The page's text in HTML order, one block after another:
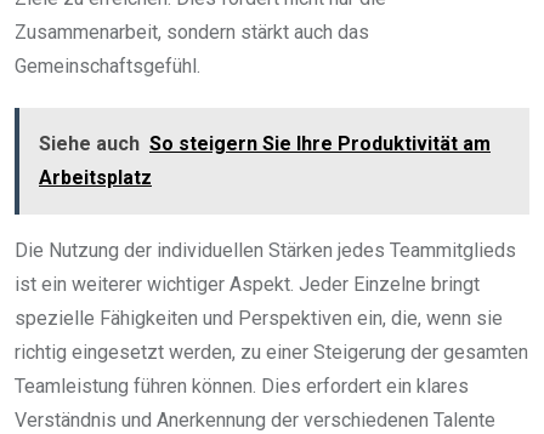
Zusammenarbeit, sondern stärkt auch das
Gemeinschaftsgefühl.
Siehe auch So steigern Sie Ihre Produktivität am
Arbeitsplatz
Die Nutzung der individuellen Stärken jedes Teammitglieds
ist ein weiterer wichtiger Aspekt. Jeder Einzelne bringt
spezielle Fähigkeiten und Perspektiven ein, die, wenn sie
richtig eingesetzt werden, zu einer Steigerung der gesamten
Teamleistung führen können. Dies erfordert ein klares
Verständnis und Anerkennung der verschiedenen Talente